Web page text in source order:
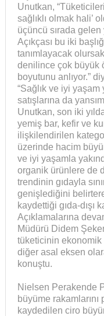
Unutkan,
sağlıklı olmak hali’
üçüncü sırada
Açıkçası bu iki
tanımlayacak
denilince çok büyük
boyutunu anlıyor.”
“Sağlık ve iyi
satışlarına da
Unutkan, son iki
yemiş bar, kefir ve
ilişkilendirilen
üzerinde hacim
ve iyi yaşamla
organik ürünlere de
trendinin gıdayla
genişlediğini
kaydettiği gıda-dışı
Açıklamalarına
Müdürü Didem
tüketicinin ekonomik
diğer asal eksen
konuştu.
Nielsen Perakende
büyüme
kaydedilen ciro